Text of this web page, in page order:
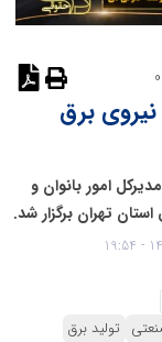
برق
امور بانوان و
تهران برگزار شد.
تولید برق